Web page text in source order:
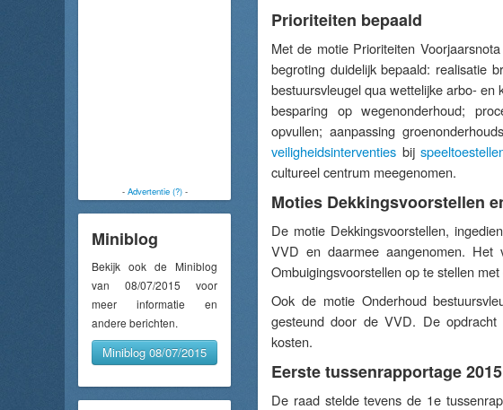
- Advertentie (?)-
Miniblog
Bekijk ook de Miniblog
van 08/07/2015 voor
meer informatie en
andere berichten.
Miniblog 08/07/2015
Prioriteiten bepaald
Met de motie Prioriteiten
begroting duidelijk bepaald: realisatie
bestuursvleugel qua wettelijke arbo-
besparing op wegenonderhoud;
opvullen; aanpassing
veiligheidsinterventies bij
cultureel centrum meegenomen.
Moties Dekkingsvoorstellen
De motie Dekkingsvoorstellen,
VVD en daarmee aangenomen.
Ombuigingsvoorstellen op te stellen
Ook de motie Onderhoud
gesteund door de VVD. De
kosten.
Eerste tussenrapportage 2015
De raad stelde tevens de 1e